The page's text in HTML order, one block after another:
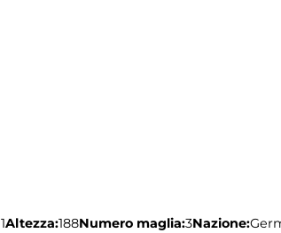
Altezza:188Numero maglia:3Nazione: